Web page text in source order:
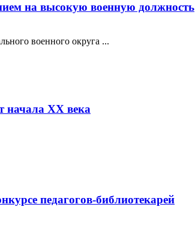
на высокую военную должность
военного округа ...
начала XX века
педагогов-библиотекарей